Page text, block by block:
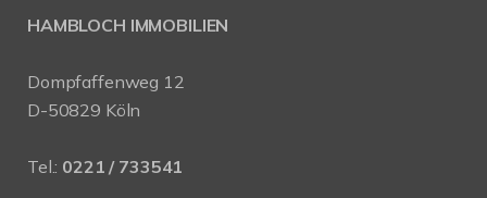
HAMBLOCH IMMOBILIEN
Dompfaffenweg 12
D-50829 Köln
Tel.: 0221 / 733541